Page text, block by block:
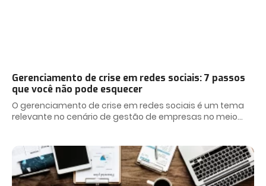
Gerenciamento de crise em redes sociais: 7 passos
que você não pode esquecer
O gerenciamento de crise em redes sociais é um tema
relevante no cenário de gestão de empresas no meio